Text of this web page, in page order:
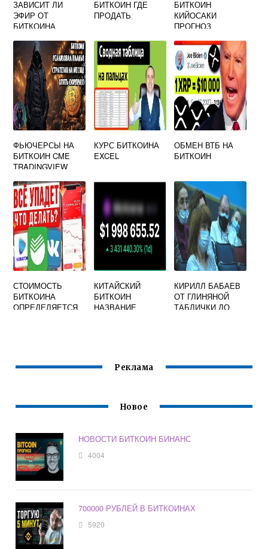
ЗАВИСИТ ЛИ
ЭФИР ОТ
БИТКОИНА
БИТКОИН ГДЕ
ПРОДАТЬ
БИТКОИН
КИЙОСАКИ
ПРОГНОЗ
ФЬЮЧЕРСЫ НА
БИТКОИН CME
TRADINGVIEW
КУРС БИТКОИНА
EXCEL
ОБМЕН ВТБ НА
БИТКОИН
СТОИМОСТЬ
БИТКОИНА
ОПРЕДЕЛЯЕТСЯ
КИТАЙСКИЙ
БИТКОИН
НАЗВАНИЕ
КИРИЛЛ БАБАЕВ
ОТ ГЛИНЯНОЙ
ТАБЛИЧКИ ДО
Реклама
Новое
НОВОСТИ БИТКОИН БИНАНС
4004
700000 РУБЛЕЙ В БИТКОИНАХ
5920